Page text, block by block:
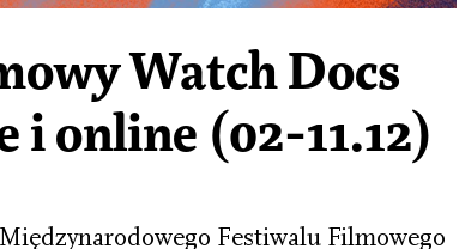
Watch Docs
i online (02-11.12)
Festiwalu Filmowego